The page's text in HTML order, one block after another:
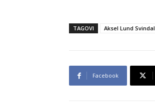
TAGOVI Aksel Lund Svindal
Facebook